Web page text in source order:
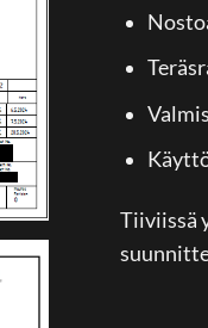
Tiiviissä